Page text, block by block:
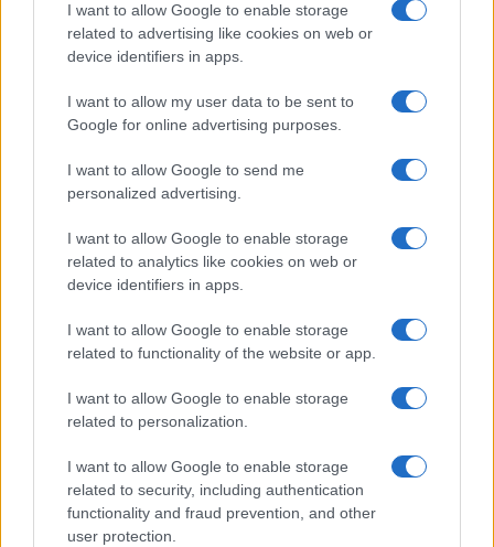
I want to allow Google to enable storage
related to advertising like cookies on web or
device identifiers in apps.
I want to allow my user data to be sent to
Google for online advertising purposes.
I want to allow Google to send me
personalized advertising.
I want to allow Google to enable storage
related to analytics like cookies on web or
device identifiers in apps.
I want to allow Google to enable storage
related to functionality of the website or app.
I want to allow Google to enable storage
related to personalization.
I want to allow Google to enable storage
related to security, including authentication
functionality and fraud prevention, and other
user protection.
Su WhatsApp al numero +39
345 356 7512
Ricevi le nostre ultime news
daGoogle News
Condividi l'articolo
F
a
ce
b
o
T
w
it
te
r
Pi
n
te
re
st
W
h
at
s
A
S
h
re
Prossimo articolo